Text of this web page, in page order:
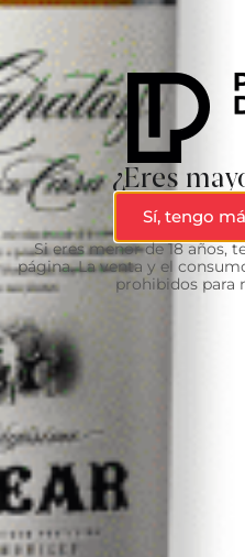
DesarrolladoAdvanze
¿Eres
Sí, tengo
Si eres menor de 18 años,
página. La venta y el
prohibidos para